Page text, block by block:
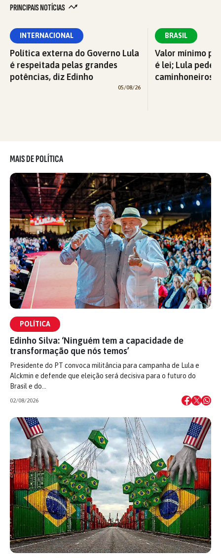
PRINCIPAIS NOTÍCIAS
INTERNACIONAL
Política externa do Governo Lula
é respeitada pelas grandes
potências, diz Edinho
05/08/26
BRASIL
Valor mínimo
é lei; Lula pede
caminhoneiros
MAIS DE POLÍTICA
POLÍTICA
Edinho Silva: ‘Ninguém tem a capacidade de
transformação que nós temos’
Presidente do PT convoca militância para campanha de Lula e
Alckmin e defende que eleição será decisiva para o futuro do
Brasil e do…
02/08/2026